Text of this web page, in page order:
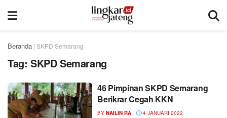
Beranda | SKPD Semarang
Tag: SKPD Semarang
46 Pimpinan SKPD Semarang
Berikrar Cegah KKN
BY NAILIN RA 4 JANUARI 2022